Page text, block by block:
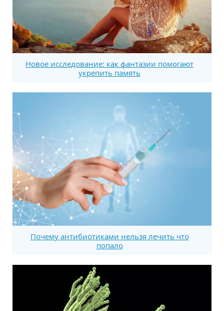
Новое исследование: как фантазии помогают
укрепить память
Почему антибиотиками нельзя лечить что
попало